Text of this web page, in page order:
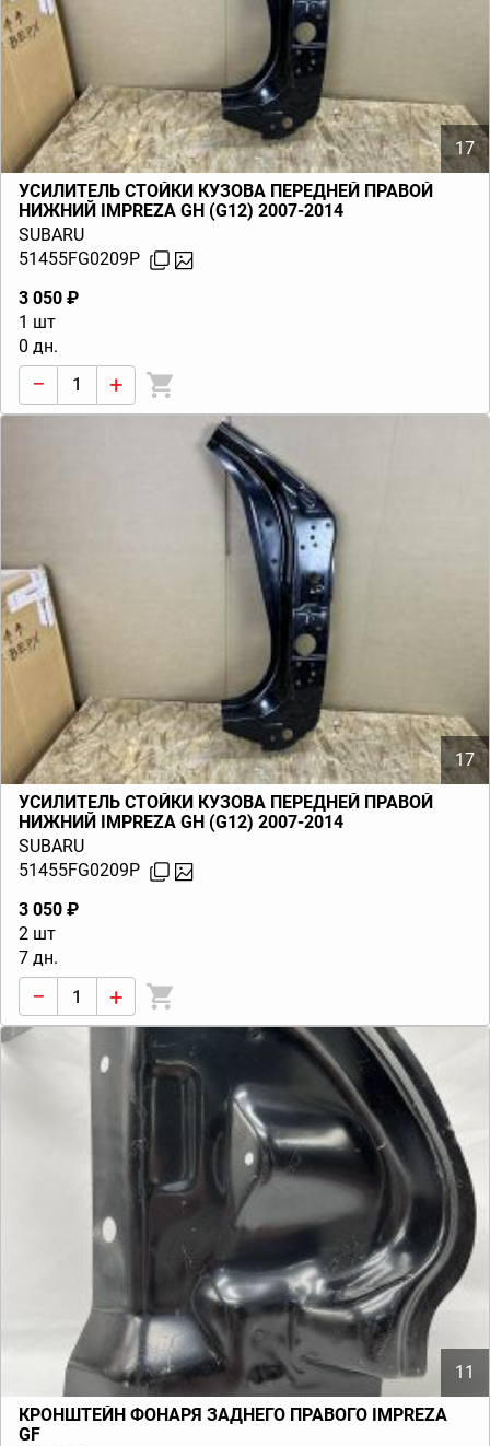
17
УСИЛИТЕЛЬ СТОЙКИ КУЗОВА ПЕРЕДНЕЙ ПРАВОЙ
НИЖНИЙ IMPREZA GH (G12) 2007-2014
SUBARU
51455FG0209P
3 050 ₽
1 шт
0 дн.
− +
17
УСИЛИТЕЛЬ СТОЙКИ КУЗОВА ПЕРЕДНЕЙ ПРАВОЙ
НИЖНИЙ IMPREZA GH (G12) 2007-2014
SUBARU
51455FG0209P
3 050 ₽
2 шт
7 дн.
− +
11
КРОНШТЕЙН ФОНАРЯ ЗАДНЕГО ПРАВОГО IMPREZA
GF